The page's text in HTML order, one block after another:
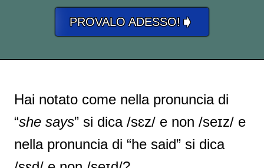
PROVALO ADESSO! ➧
Hai notato come nella pronuncia di
“she says” si dica /sɛz/ e non /seɪz/ e
nella pronuncia di “he said” si dica